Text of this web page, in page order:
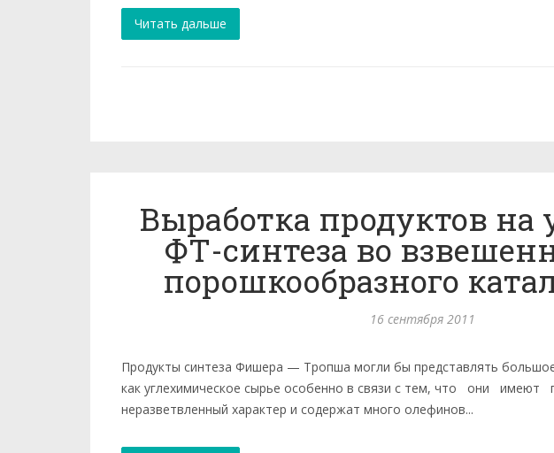
Читать дальше
Выработка продуктов на
ФТ-синтеза во
порошкообразного
16 сентября 2011
Продукты синтеза Фишера — Тропша могли бы представлять
как углехимическое сырье особенно в связи с тем, что они имеют
неразветвленный характер и содержат много олефинов...